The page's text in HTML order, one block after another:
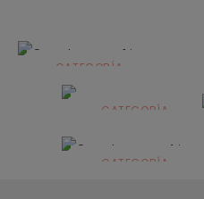
CATEGORÍA
Alimentación
infantilCATEGORÍA
Dermocosmética
CATEGORÍA